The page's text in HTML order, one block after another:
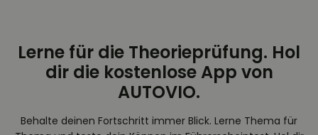
Lerne für die Theorieprüfung. Hol
dir die kostenlose App von
AUTOVIO.
Behalte deinen Fortschritt immer Blick. Lerne Thema für